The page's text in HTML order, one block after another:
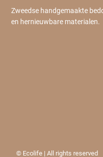
Zweedse handgemaakte
en hernieuwbare materialen.
© Ecolife | All rights reserved